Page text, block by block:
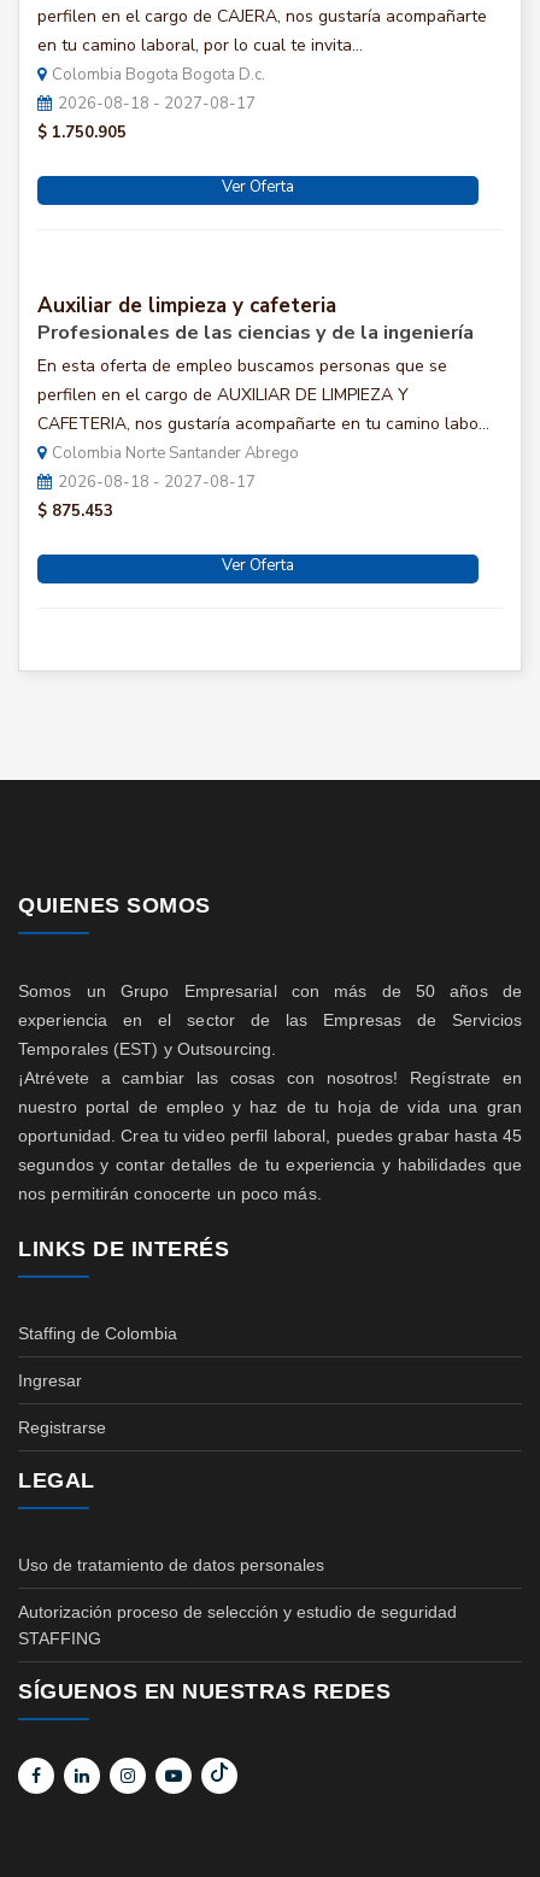
perfilen en el cargo de CAJERA, nos gustaría acompañarte
en tu camino laboral, por lo cual te invita...
Colombia Bogota Bogota D.c.
2026-08-18 - 2027-08-17
$ 1.750.905
Ver Oferta
Auxiliar de limpieza y cafeteria
Profesionales de las ciencias y de la ingeniería
En esta oferta de empleo buscamos personas que se
perfilen en el cargo de AUXILIAR DE LIMPIEZA Y
CAFETERIA, nos gustaría acompañarte en tu camino labo...
Colombia Norte Santander Abrego
2026-08-18 - 2027-08-17
$ 875.453
Ver Oferta
QUIENES SOMOS
Somos un Grupo Empresarial con más de 50 años de
experiencia en el sector de las Empresas de Servicios
Temporales (EST) y Outsourcing.
¡Atrévete a cambiar las cosas con nosotros! Regístrate en
nuestro portal de empleo y haz de tu hoja de vida una gran
oportunidad. Crea tu video perfil laboral, puedes grabar hasta 45
segundos y contar detalles de tu experiencia y habilidades que
nos permitirán conocerte un poco más.
LINKS DE INTERÉS
Staffing de Colombia
Ingresar
Registrarse
LEGAL
Uso de tratamiento de datos personales
Autorización proceso de selección y estudio de seguridad
STAFFING
SÍGUENOS EN NUESTRAS REDES